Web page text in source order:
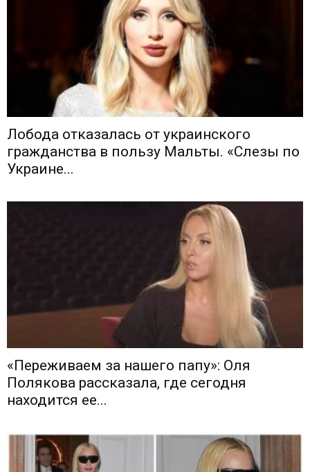
Лобода отказалась от украинского
гражданства в пользу Мальты. «Слезы по
Украине...
«Переживаем за нашего папу»: Оля
Полякова рассказала, где сегодня
находится ее...